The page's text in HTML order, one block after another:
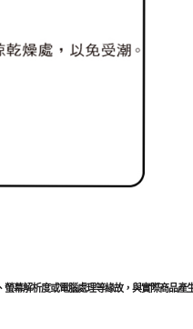
幕解析度或電腦處理等緣故，與實際商品產